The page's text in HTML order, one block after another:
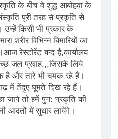
के बीच वे शुद्ध आबोहवा के
पूरी तरह से प्रकृति से
उन्हें किसी भी प्रकार के
विभिन्न बिमारियों का
रेस्टोरेंट बन्द है,कार्यालय
जल प्रवाह,,,जिसके लिये
है और तारे भी चमक रहे हैं।
में तेंदुए घूमते दिख रहे हैं।
जाये तो हमें पुन: प्रकृति की
आदतों में सुधार लायेंगे।